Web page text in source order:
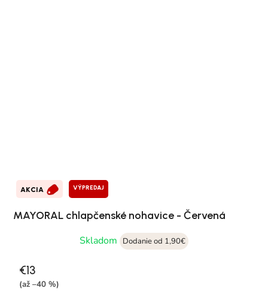
AKCIA VÝPREDAJ
MAYORAL chlapčenské nohavice - Červená
Skladom
Dodanie od 1,90€
€13
(až –40 %)